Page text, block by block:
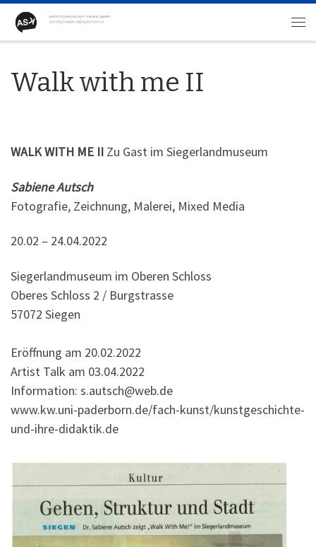
Zum Inhalt springen
Walk with me II
WALK WITH ME II Zu Gast im Siegerlandmuseum
Sabiene Autsch
Fotografie, Zeichnung, Malerei, Mixed Media
20.02 – 24.04.2022
Siegerlandmuseum im Oberen Schloss
Oberes Schloss 2 / Burgstrasse
57072 Siegen
Eröffnung am 20.02.2022
Artist Talk am 03.04.2022
Information: s.autsch@web.de
www.kw.uni-paderborn.de/fach-kunst/kunstgeschichte-
und-ihre-didaktik.de